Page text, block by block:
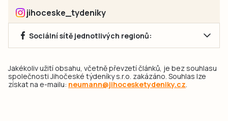
jihoceske_tydeniky
Sociální sítě jednotlivých regionů:
Jakékoliv užití obsahu, včetně převzetí článků, je bez souhlasu
společnosti Jihočeské týdeníky s.r.o. zakázáno. Souhlas lze
získat na e-mailu: neumann@jihocesketydeniky.cz.